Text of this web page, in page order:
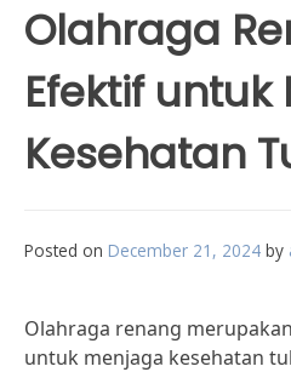
Olahraga
Efektif
Kesehatan
Posted on December 21, 2024 by
Olahraga renang
untuk menjaga kesehatan